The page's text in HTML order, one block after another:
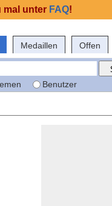
Medaillen Offen
Benutzer
mal unter FAQ!